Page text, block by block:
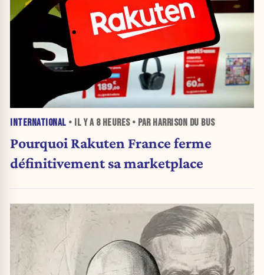
INTERNATIONAL • IL Y A 8 HEURES• PAR HARRISON DU BUS
Pourquoi Rakuten France ferme
définitivement sa marketplace